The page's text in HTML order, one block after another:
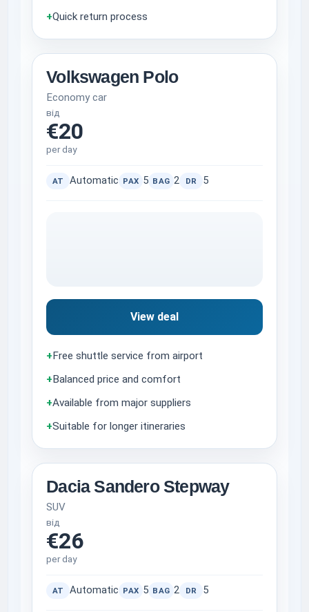
+Quick return process
Volkswagen Polo
Economy car
від
€20
per day
AT Automatic PAX 5 BAG 2 DR 5
View deal
+Free shuttle service from airport
+Balanced price and comfort
+Available from major suppliers
+Suitable for longer itineraries
Dacia Sandero Stepway
SUV
від
€26
per day
AT Automatic PAX 5 BAG 2 DR 5